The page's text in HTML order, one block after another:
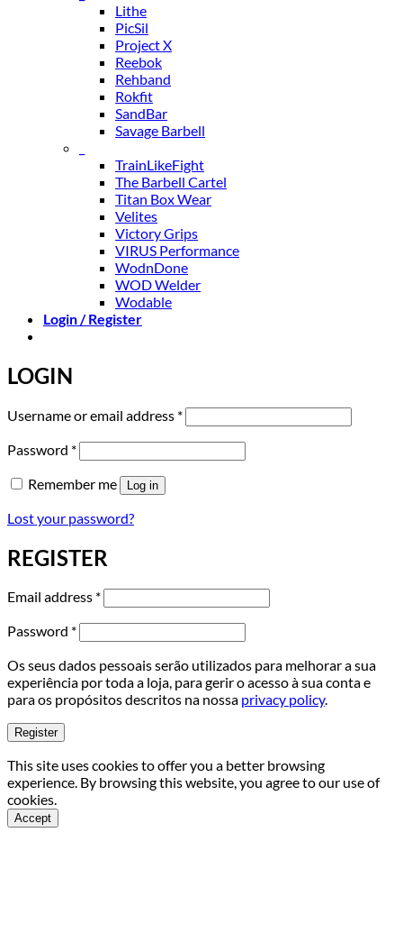
Lithe
PicSil
Project X
Reebok
Rehband
Rokfit
SandBar
Savage Barbell
TrainLikeFight
The Barbell Cartel
Titan Box Wear
Velites
Victory Grips
VIRUS Performance
WodnDone
WOD Welder
Wodable
Login / Register
LOGIN
Username or email address *Required
Password *Required
Remember me Log in
Lost your password?
REGISTER
Email address *Required
Password *Required
Os seus dados pessoais serão utilizados para melhorar a sua
experiência por toda a loja, para gerir o acesso à sua conta e
para os propósitos descritos na nossa privacy policy.
Register
This site uses cookies to offer you a better browsing
experience. By browsing this website, you agree to our use of
cookies.
Accept